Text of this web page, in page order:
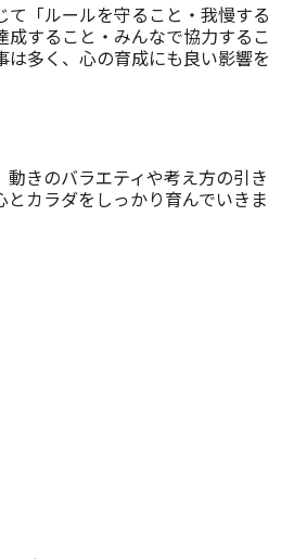
て「ルールを守ること・我慢する
成すること・みんなで協力するこ
は多く、心の育成にも良い影響を
動きのバラエティや考え方の引き
カラダをしっかり育んでいきま